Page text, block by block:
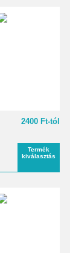
2400 Ft-tól
Termék
kiválasztás